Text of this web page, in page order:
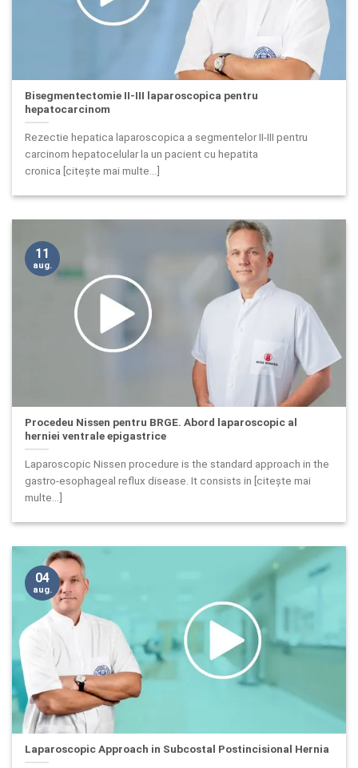
Bisegmentectomie II-III laparoscopica pentru
hepatocarcinom
Rezectie hepatica laparoscopica a segmentelor II-III pentru
carcinom hepatocelular la un pacient cu hepatita
cronica [citește mai multe...]
Procedeu Nissen pentru BRGE. Abord laparoscopic al
herniei ventrale epigastrice
Laparoscopic Nissen procedure is the standard approach in the
gastro-esophageal reflux disease. It consists in [citește mai
multe...]
11
aug.
Laparoscopic Approach in Subcostal Postincisional Hernia
04
aug.